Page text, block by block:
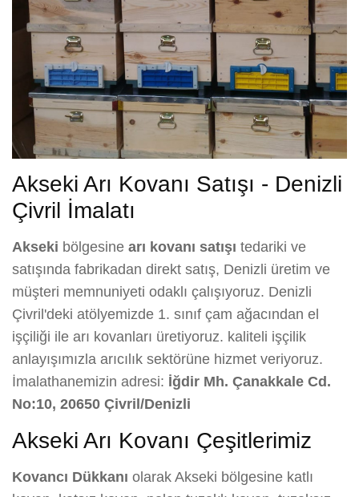
Akseki Arı Kovanı Satışı - Denizli
Çivril İmalatı
Akseki bölgesine arı kovanı satışı tedariki ve
satışında fabrikadan direkt satış, Denizli üretim ve
müşteri memnuniyeti odaklı çalışıyoruz. Denizli
Çivril'deki atölyemizde 1. sınıf çam ağacından el
işçiliği ile arı kovanları üretiyoruz. kaliteli işçilik
anlayışımızla arıcılık sektörüne hizmet veriyoruz.
İmalathanemizin adresi: İğdir Mh. Çanakkale Cd.
No:10, 20650 Çivril/Denizli
Akseki Arı Kovanı Çeşitlerimiz
Kovancı Dükkanı olarak Akseki bölgesine katlı